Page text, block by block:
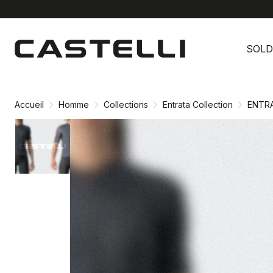
contenu
Accueil Homme Collections Entrata Collection